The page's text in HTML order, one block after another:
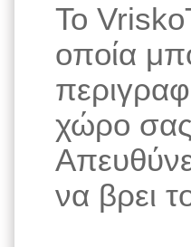
Το
οποία
χώρο
να βρει